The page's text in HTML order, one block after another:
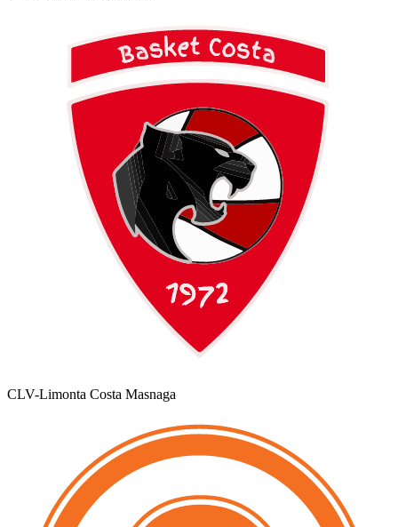
CLV-Limonta Costa Masnaga